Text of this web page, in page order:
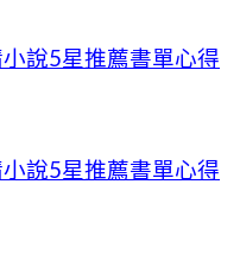
說5星推薦書單心得
說5星推薦書單心得